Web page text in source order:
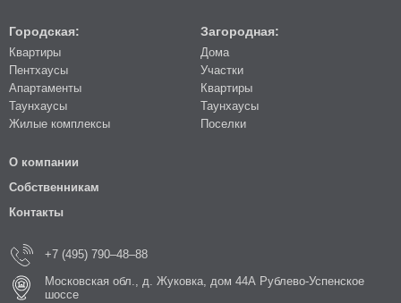
Городская:
Квартиры
Пентхаусы
Апартаменты
Таунхаусы
Жилые комплексы
Загородная:
Дома
Участки
Квартиры
Таунхаусы
Поселки
О компании
Собственникам
Контакты
+7 (495) 790–48–88
Московская обл., д. Жуковка, дом 44А Рублево-Успенское
шоссе